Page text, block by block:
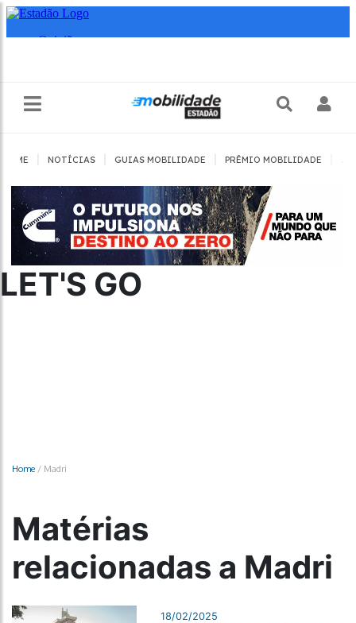
HOME NOTÍCIAS GUIAS MOBILIDADE PRÊMIO MOBILIDADE
LET'S GO
Home / Madri
Matérias
relacionadas a Madri
18/02/2025